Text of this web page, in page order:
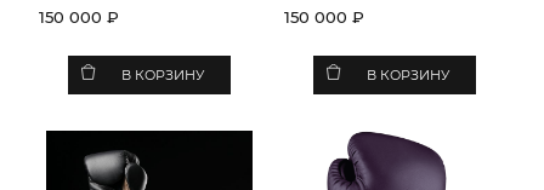
150 000 ₽
В КОРЗИНУ
150 000 ₽
В КОРЗИНУ